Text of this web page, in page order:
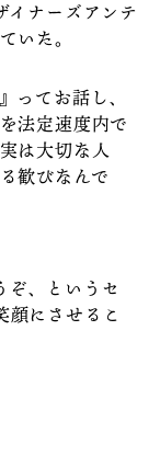
ナーズアンテ
いた。
ってお話し、
法定速度内で
は大切な人
歓びなんで
ぞ、というセ
顔にさせるこ